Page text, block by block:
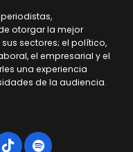
otorgar la mejor
sectores; el político,
el empresarial y el
una experiencia
de la audiencia.